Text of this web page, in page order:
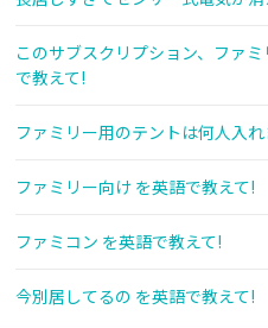
このサブスクリプション、ファ
で教えて!
ファミリー用のテントは何人入
ファミリー向け を英語で教えて!
ファミコン を英語で教えて!
今別居してるの を英語で教えて!